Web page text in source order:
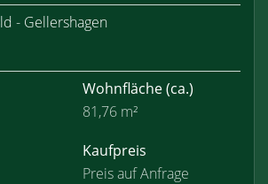
- Gellershagen
Wohnfläche(ca.)
81,76 m²
Kaufpreis
Preis auf Anfrage